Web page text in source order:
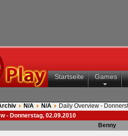
Startseite Games
N/A N/A
Daily Overview -
- Donnerstag, 02.09.2010
Benny